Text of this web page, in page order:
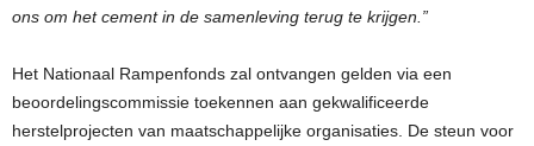
ons om het cement in de samenleving terug te krijgen.”
Het Nationaal Rampenfonds zal ontvangen gelden via een
beoordelingscommissie toekennen aan gekwalificeerde
herstelprojecten van maatschappelijke organisaties. De steun voor